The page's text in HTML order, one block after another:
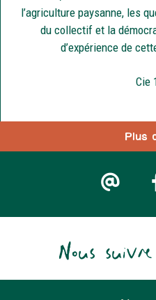
Plus
l’agriculture paysanne, les
du collectif et la
d’expérience de
Cie
Nous suivre